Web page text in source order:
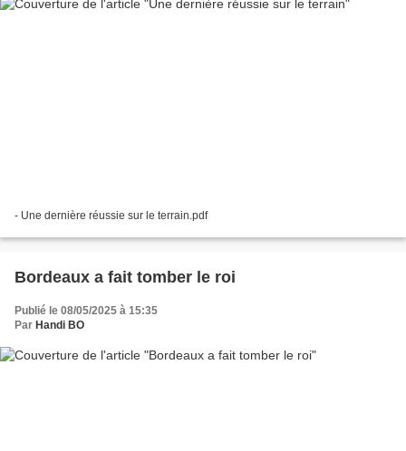
- Une dernière réussie sur le terrain.pdf
Bordeaux a fait tomber le roi
Publié le 08/05/2025 à 15:35
Par Handi BO